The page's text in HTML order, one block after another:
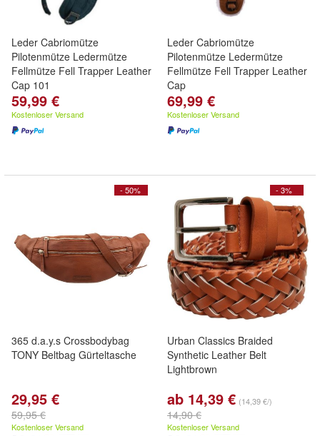
Leder Cabriomütze
Pilotenmütze Ledermütze
Fellmütze Fell Trapper Leather
Cap 101
59,99 €
Kostenloser Versand
Leder Cabriomütze
Pilotenmütze Ledermütze
Fellmütze Fell Trapper Leather
Cap
69,99 €
Kostenloser Versand
- 50%
365 d.a.y.s Crossbodybag
TONY Beltbag Gürteltasche
29,95 €
59,95 €
Kostenloser Versand
- 3%
Urban Classics Braided
Synthetic Leather Belt
Lightbrown
ab 14,39 € (14,39 €/)
14,90 €
Kostenloser Versand